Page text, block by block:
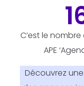
C’est le
APE
Découvrez une